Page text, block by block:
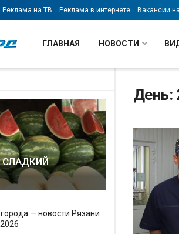
СЛАДКИЙ
— новости Рязани
Реклама на ТВ Реклама в интернете Вакансии
ГЛАВНАЯ НОВОСТИ
День: